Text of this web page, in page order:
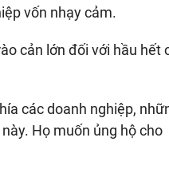
vốn nhạy cảm.
cản lớn đối với hầu hết
các doanh nghiệp,
Họ muốn ủng hộ cho